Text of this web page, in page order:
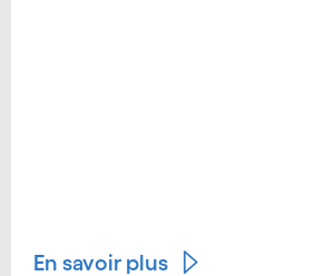
En savoir plus